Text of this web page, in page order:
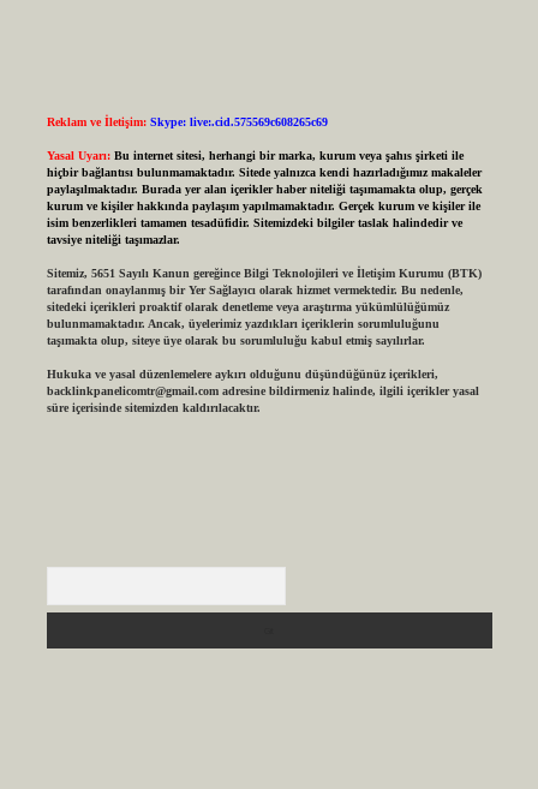
Reklam ve İletişim: Skype: live:.cid.575569c608265c69
Yasal Uyarı: Bu internet sitesi, herhangi bir marka, kurum veya şahıs şirketi ile
hiçbir bağlantısı bulunmamaktadır. Sitede yalnızca kendi hazırladığımız makaleler
paylaşılmaktadır. Burada yer alan içerikler haber niteliği taşımamakta olup, gerçek
kurum ve kişiler hakkında paylaşım yapılmamaktadır. Gerçek kurum ve kişiler ile
isim benzerlikleri tamamen tesadüfidir. Sitemizdeki bilgiler taslak halindedir ve
tavsiye niteliği taşımazlar.
Sitemiz, 5651 Sayılı Kanun gereğince Bilgi Teknolojileri ve İletişim Kurumu (BTK)
tarafından onaylanmış bir Yer Sağlayıcı olarak hizmet vermektedir. Bu nedenle,
sitedeki içerikleri proaktif olarak denetleme veya araştırma yükümlülüğümüz
bulunmamaktadır. Ancak, üyelerimiz yazdıkları içeriklerin sorumluluğunu
taşımakta olup, siteye üye olarak bu sorumluluğu kabul etmiş sayılırlar.
Hukuka ve yasal düzenlemelere aykırı olduğunu düşündüğünüz içerikleri,
backlinkpanelicomtr@gmail.comadresine bildirmeniz halinde, ilgili içerikler yasal
süre içerisinde sitemizden kaldırılacaktır.